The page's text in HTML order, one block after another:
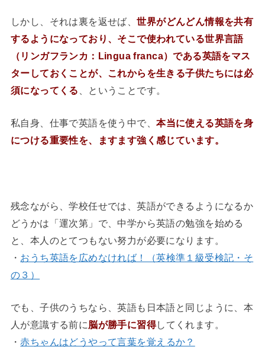
しかし、それは裏を返せば、世界がどんどん情報を共有
するようになっており、そこで使われている世界言語
（リンガフランカ：Lingua franca）である英語をマス
ターしておくことが、これからを生きる子供たちには必
須になってくる 、ということです。
私自身、仕事で英語を使う中で、本当に使える英語を身
につける重要性を、ますます強く感じています。
残念ながら、学校任せでは、英語ができるようになるか
どうかは「運次第」で、中学から英語の勉強を始める
と、本人のとてつもない努力が必要になります。
・ おうち英語を広めなければ！（英検準１級受検記・そ
の３）
でも、子供のうちなら、英語も日本語と同じように、本
人が意識する前に脳が勝手に習得してくれます。
・赤ちゃんはどうやって言葉を覚えるか？